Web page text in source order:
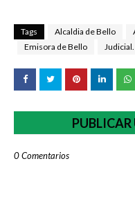
Tags Alcaldia de Bello
Emisora de Bello
Judicial.
0 Comentarios